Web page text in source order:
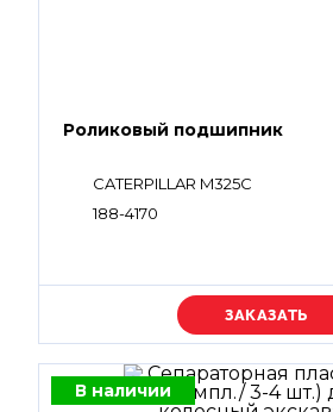
Роликовый подшипник
CATERPILLAR M325C
188-4170
Уточняйте цену
В наличии